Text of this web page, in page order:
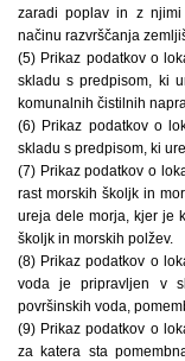
zaradi poplav in z
načinu razvrščanja
(5) Prikaz podatkov o
skladu s predpisom, ki
komunalnih čistilnih
(6) Prikaz podatkov o
skladu s predpisom, ki
(7) Prikaz podatkov o
rast morskih školjk in
ureja dele morja, kjer je
školjk in morskih polžev.
(8) Prikaz podatkov o
voda je pripravljen v
površinskih voda,
(9) Prikaz podatkov o
za katera sta